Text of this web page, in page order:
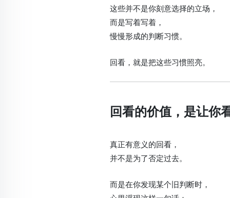
这些并不是你刻意选择的立场，
而是写着写着，
慢慢形成的判断习惯。
回看，就是把这些习惯照亮。
回看的价值，是让你
真正有意义的回看，
并不是为了否定过去。
而是在你发现某个旧判断时，